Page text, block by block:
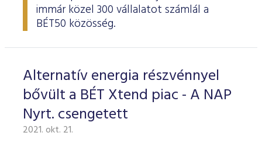
immár közel 300 vállalatot számlál a
BÉT50 közösség.
Alternatív energia részvénnyel
bővült a BÉT Xtend piac - A NAP
Nyrt. csengetett
2021. okt. 21.